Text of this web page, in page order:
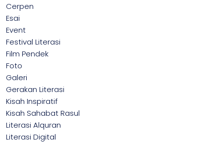
Cerpen
Esai
Event
Festival Literasi
Film Pendek
Foto
Galeri
Gerakan Literasi
Kisah Inspiratif
Kisah Sahabat Rasul
Literasi Alquran
Literasi Digital